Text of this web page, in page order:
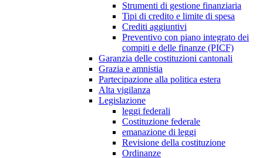
Strumenti di gestione finanziaria
Tipi di credito e limite di spesa
Crediti aggiuntivi
Preventivo con piano integrato dei
compiti e delle finanze (PICF)
Garanzia delle costituzioni cantonali
Grazia e amnistia
Partecipazione alla politica estera
Alta vigilanza
Legislazione
leggi federali
Costituzione federale
emanazione di leggi
Revisione della costituzione
Ordinanze